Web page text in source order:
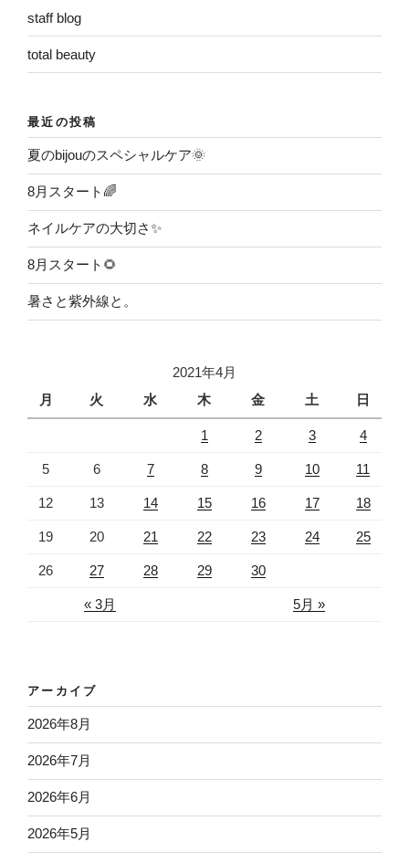
staff blog
total beauty
最近の投稿
夏のbijouのスペシャルケア🌞
8月スタート🌈
ネイルケアの大切さ✨
8月スタート🌻
暑さと紫外線と。
2021年4月
月
火 水 木 金 土 日
« 3月 5月 »
1 2 3 4
5 6 7 8 9 10 11
12 13 14 15 16 17 18
19 20 21 22 23 24 25
26 27 28 29 30
アーカイブ
2026年8月
2026年7月
2026年6月
2026年5月